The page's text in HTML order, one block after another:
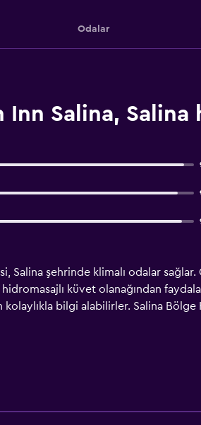
Odalar
Salina, Salina
Salina şehrinde klimalı odalar
hidromasajlı küvet olanağından
bilgi alabilirler. Salina Bölge